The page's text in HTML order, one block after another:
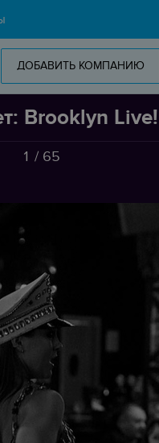
ДОБАВИТЬ КОМПАНИЮ
Brooklyn Live!
1 / 65